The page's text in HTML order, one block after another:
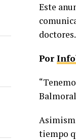
Este
doctores.
Por
tiempo